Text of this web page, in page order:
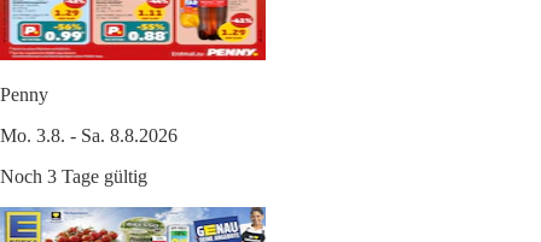
Penny
Mo. 3.8. - Sa. 8.8.2026
Noch 3 Tage gültig